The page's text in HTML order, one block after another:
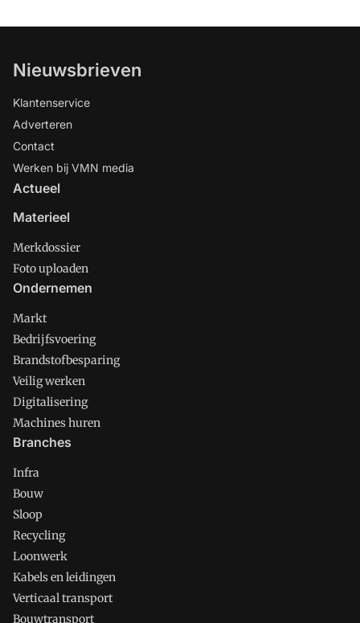
Nieuwsbrieven
Klantenservice
Adverteren
Contact
Werken bij VMN media
Actueel
Materieel
Merkdossier
Foto uploaden
Ondernemen
Markt
Bedrijfsvoering
Brandstofbesparing
Veilig werken
Digitalisering
Machines huren
Branches
Infra
Bouw
Sloop
Recycling
Loonwerk
Kabels en leidingen
Verticaal transport
Bouwtransport